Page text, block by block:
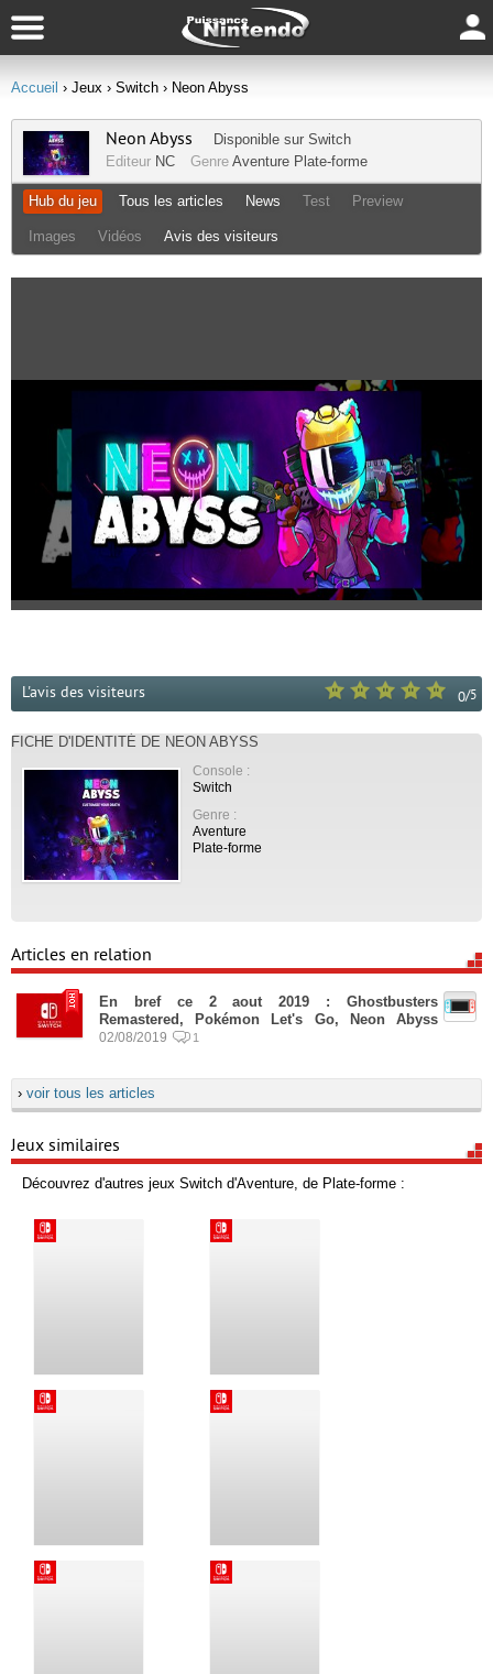
Accueil › Jeux › Switch › Neon Abyss
Neon Abyss Disponible sur Switch
Editeur NC Genre Aventure Plate-forme
Hub du jeu Tous les articles News Test Preview
Images Vidéos Avis des visiteurs
0/5
L'avis des visiteurs
FICHE D'IDENTITÉ DE NEON ABYSS
Console :
Switch
Genre :
Aventure
Plate-forme
Articles en relation
En bref ce 2 aout 2019 : Ghostbusters
Remastered, Pokémon Let's Go, Neon Abyss
02/08/2019 1
› voir tous les articles
Jeux similaires
Découvrez d'autres jeux Switch d'Aventure, de Plate-forme :